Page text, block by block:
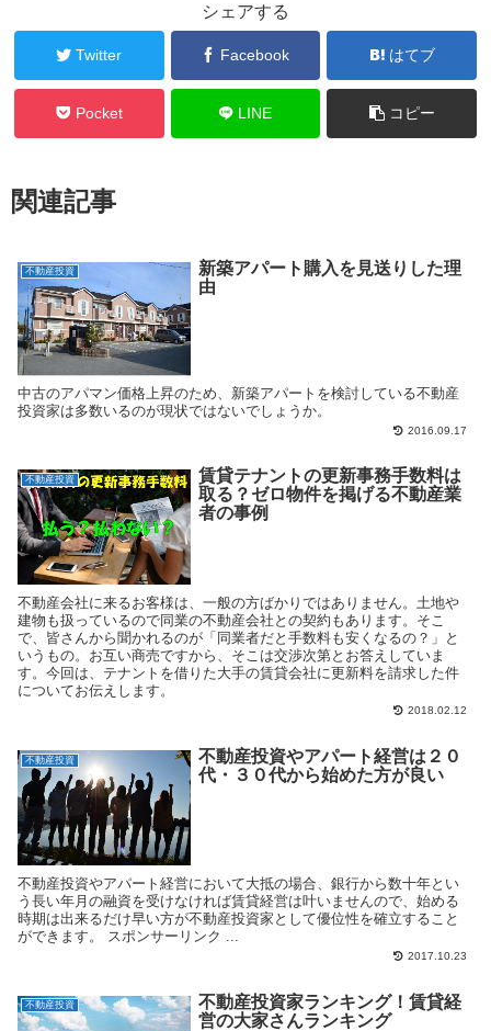
シェアする
Twitter Facebook はてブ
Pocket LINE コピー
関連記事
不動産投資
新築アパート購入を見送りした理
由
中古のアパマン価格上昇のため、新築アパートを検討している不動産
投資家は多数いるのが現状ではないでしょうか。
2016.09.17
不動産投資
賃貸テナントの更新事務手数料は
取る？ゼロ物件を掲げる不動産業
者の事例
不動産会社に来るお客様は、一般の方ばかりではありません。土地や
建物も扱っているので同業の不動産会社との契約もあります。そこ
で、皆さんから聞かれるのが「同業者だと手数料も安くなるの？」と
いうもの。お互い商売ですから、そこは交渉次第とお答えしていま
す。今回は、テナントを借りた大手の賃貸会社に更新料を請求した件
についてお伝えします。
2018.02.12
不動産投資
不動産投資やアパート経営は２０
代・３０代から始めた方が良い
不動産投資やアパート経営において大抵の場合、銀行から数十年とい
う長い年月の融資を受けなければ賃貸経営は叶いませんので、始める
時期は出来るだけ早い方が不動産投資家として優位性を確立すること
ができます。 スポンサーリンク ...
2017.10.23
不動産投資
不動産投資家ランキング！賃貸経
営の大家さんランキング